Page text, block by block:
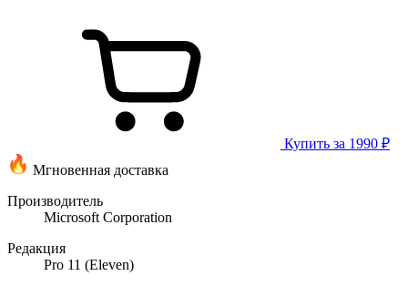
Купить за 1990 ₽
Мгновенная доставка
Производитель
Microsoft Corporation
Редакция
Pro 11 (Eleven)